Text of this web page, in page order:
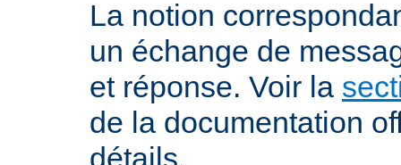
La notion
un échange de
et réponse. Voir la
de la documentation
détails.